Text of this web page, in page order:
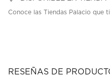
Conoce las Tiendas Palacio que
RESEÑAS DE